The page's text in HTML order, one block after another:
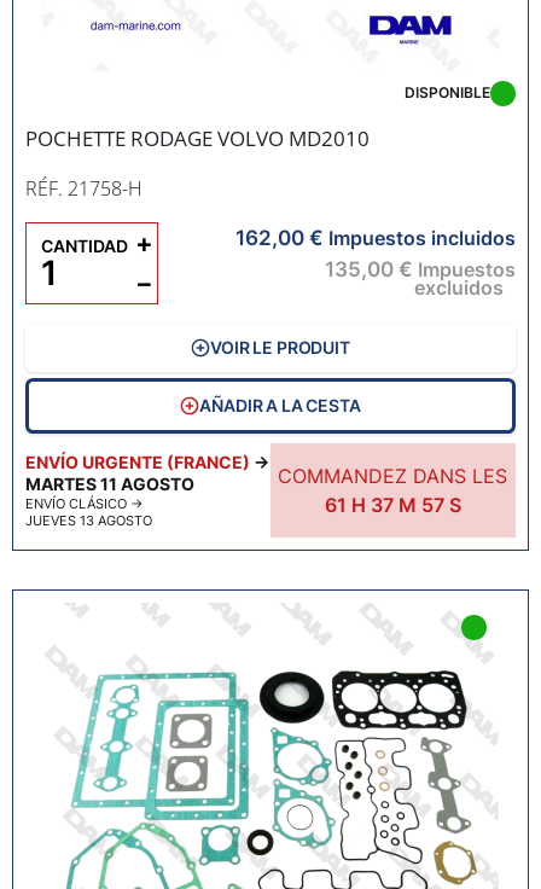
POCHETTE RODAGE VOLVO MD2010
RÉF. 21758-H
ENVÍO URGENTE (FRANCE) →
MARTES 11 AGOSTO
ENVÍO CLÁSICO →
JUEVES 13 AGOSTO
COMMANDEZ DANS LES
61 H 37M 55 S
DISPONIBLE
162,00 € Impuestos incluidos
135,00 € Impuestos
excluidos
CANTIDAD
−
+
VOIR LE PRODUIT
AÑADIR A LA CESTA